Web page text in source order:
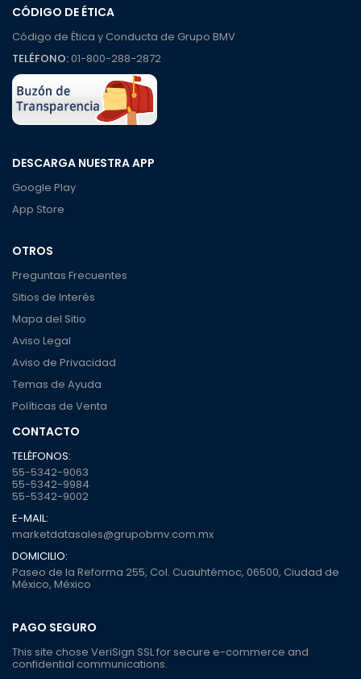
CÓDIGO DE ÉTICA
Código de Ética y Conducta de Grupo BMV
TELÉFONO:01-800-288-2872
DESCARGA NUESTRA APP
Google Play
App Store
OTROS
Preguntas Frecuentes
Sitios de Interés
Mapa del Sitio
Aviso Legal
Aviso de Privacidad
Temas de Ayuda
Políticas de Venta
CONTACTO
TELÉFONOS:
55-5342-9063
55-5342-9984
55-5342-9002
E-MAIL:
marketdatasales@grupobmv.com.mx
DOMICILIO:
Paseo de la Reforma 255, Col. Cuauhtémoc, 06500, Ciudad de
México, México
PAGO SEGURO
This site chose VeriSign SSL for secure e-commerce and
confidential communications.